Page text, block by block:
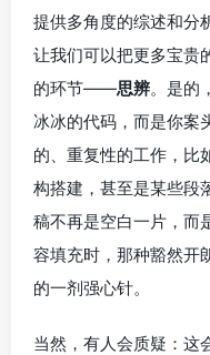
提供多角度的综述和分
让我们可以把更多宝贵
的环节——思辨。是的
冰冰的代码，而是你案
的、重复性的工作，比
构搭建，甚至是某些段
稿不再是空白一片，而
容填充时，那种豁然开
的一剂强心针。
当然，有人会质疑：这